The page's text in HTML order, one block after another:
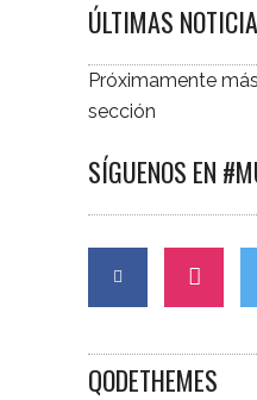
ÚLTIMAS
Próximamente
sección
SÍGUENOS EN
QODETHEMES